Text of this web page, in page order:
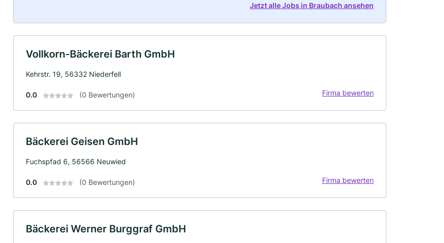
Jetzt alle Jobs in Braubach ansehen
Vollkorn-Bäckerei Barth GmbH
Kehrstr. 19, 56332 Niederfell
0.0 (0 Bewertungen) Firma bewerten
Bäckerei Geisen GmbH
Fuchspfad 6, 56566 Neuwied
0.0 (0 Bewertungen) Firma bewerten
Bäckerei Werner Burggraf GmbH